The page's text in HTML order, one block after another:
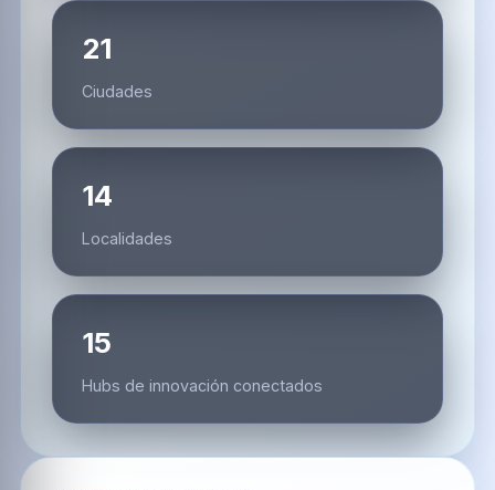
21
Ciudades
14
Localidades
15
Hubs de innovación conectados